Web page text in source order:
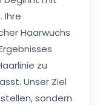
Ihre
Haarwuchs
zu
Unser Ziel
sondern